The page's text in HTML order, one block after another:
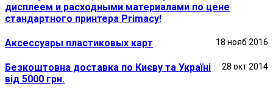
дисплеем и расходными материалами по цене
стандартного принтера Primacy!
18 нояб 2016
Аксессуары пластиковых карт
28 окт 2014
Безкоштовна доставка по Києву та Україні
від 5000 грн.